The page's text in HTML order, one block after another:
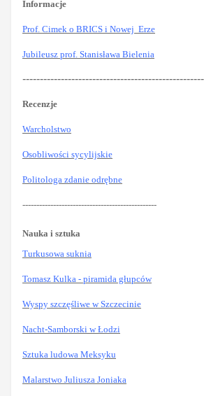
Informacje
Prof. Cimek o BRICS i Nowej Erze
Jubileusz prof. Stanisława Bielenia
Recenzje
Warcholstwo
Osobliwości sycylijskie
Politologa zdanie odrębne
------------------------------------------------
Nauka i sztuka
Turkusowa suknia
Tomasz Kulka - piramida głupców
Wyspy szczęśliwe w Szczecinie
Nacht-Samborski w Łodzi
Sztuka ludowa Meksyku
Malarstwo Juliusza Joniaka